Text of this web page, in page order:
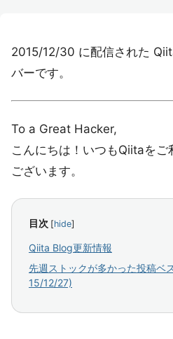
2015/12/30 に配信された
バーです。
To a Great Hacker,
こんにちは！いつもQiitaをご
ございます。
目次 [hide]
Qiita Blog更新情報
先週ストックが多かった投稿ベ
15/12/27)